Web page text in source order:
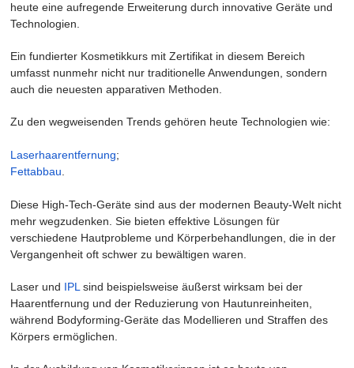
heute eine aufregende Erweiterung durch innovative Geräte und
Technologien.
Ein fundierter Kosmetikkurs mit Zertifikat in diesem Bereich
umfasst nunmehr nicht nur traditionelle Anwendungen, sondern
auch die neuesten apparativen Methoden.
Zu den wegweisenden Trends gehören heute Technologien wie:
Laserhaarentfernung;
Fettabbau
Diese High-Tech-Geräte sind aus der modernen Beauty-Welt nicht
mehr wegzudenken. Sie bieten effektive Lösungen für
verschiedene Hautprobleme und Körperbehandlungen, die in der
Vergangenheit oft schwer zu bewältigen waren.
Laser und IPL sind beispielsweise äußerst wirksam bei der
Haarentfernung und der Reduzierung von Hautunreinheiten,
während Bodyforming-Geräte das Modellieren und Straffen des
Körpers ermöglichen.